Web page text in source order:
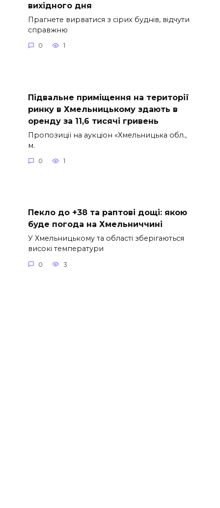
вихідного дня
Прагнете вирватися з сірих буднів, відчути
справжню
0 1
Підвальне приміщення на території
ринку в Хмельницькому здають в
оренду за 11,6 тисячі гривень
Пропозиції на аукціон «Хмельницька обл.,
м.
0 1
Пекло до +38 та раптові дощі: якою
буде погода на Хмельниччині
У Хмельницькому та області зберігаються
високі температури
0 3